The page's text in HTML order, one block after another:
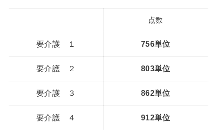
点数
要介護 １ 756単位
要介護 ２ 803単位
要介護 ３ 862単位
要介護 ４ 912単位